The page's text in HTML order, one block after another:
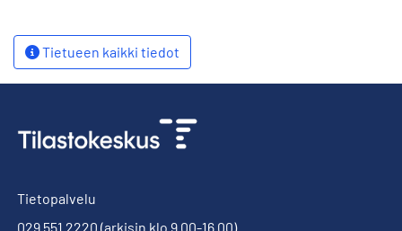
Tietueen kaikki tiedot
Tietopalvelu
029 551 2220 (arkisin klo 9.00-16.00)